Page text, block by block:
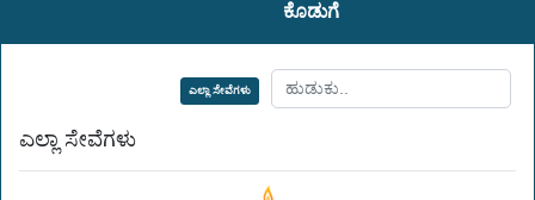
ಕೊಡುಗೆ
ಎಲ್ಲಾ ಸೇವೆಗಳು
ಎಲ್ಲಾ ಸೇವೆಗಳು